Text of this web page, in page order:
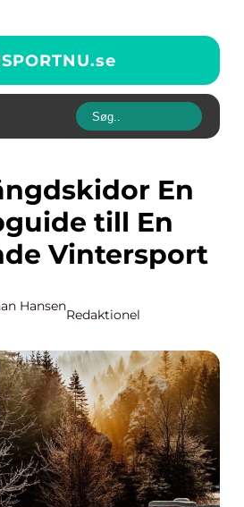
se
till En
Vintersport
Hansen
Redaktionel